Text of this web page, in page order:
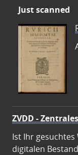
Just scanned
ZVDD -
Ist Ihr
digitalen